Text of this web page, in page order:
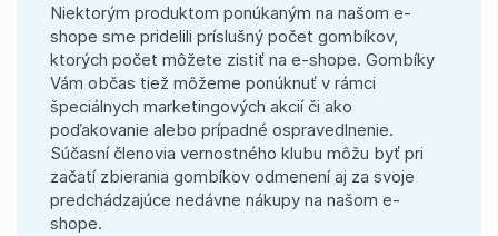
Niektorým produktom ponúkaným na našom e-
shope sme pridelili príslušný počet gombíkov,
ktorých počet môžete zistiť na e-shope. Gombíky
Vám občas tiež môžeme ponúknuť v rámci
špeciálnych marketingových akcií či ako
poďakovanie alebo prípadné ospravedlnenie.
Súčasní členovia vernostného klubu môžu byť pri
začatí zbierania gombíkov odmenení aj za svoje
predchádzajúce nedávne nákupy na našom e-
shope.